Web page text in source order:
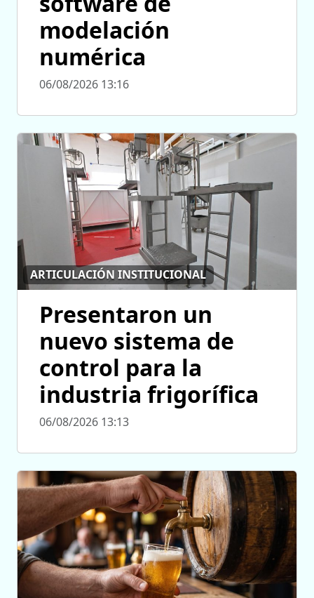
modelación
numérica
06/08/2026 13:16
ARTICULACIÓN INSTITUCIONAL
Presentaron un
nuevo sistema de
control para la
industria frigorífica
06/08/2026 13:13